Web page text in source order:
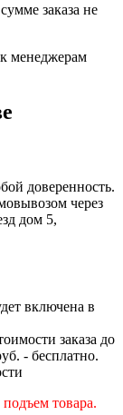
заказа не
менеджерам
доверенность.
через
дом 5,
включена в
заказа до
- бесплатно.
товара.